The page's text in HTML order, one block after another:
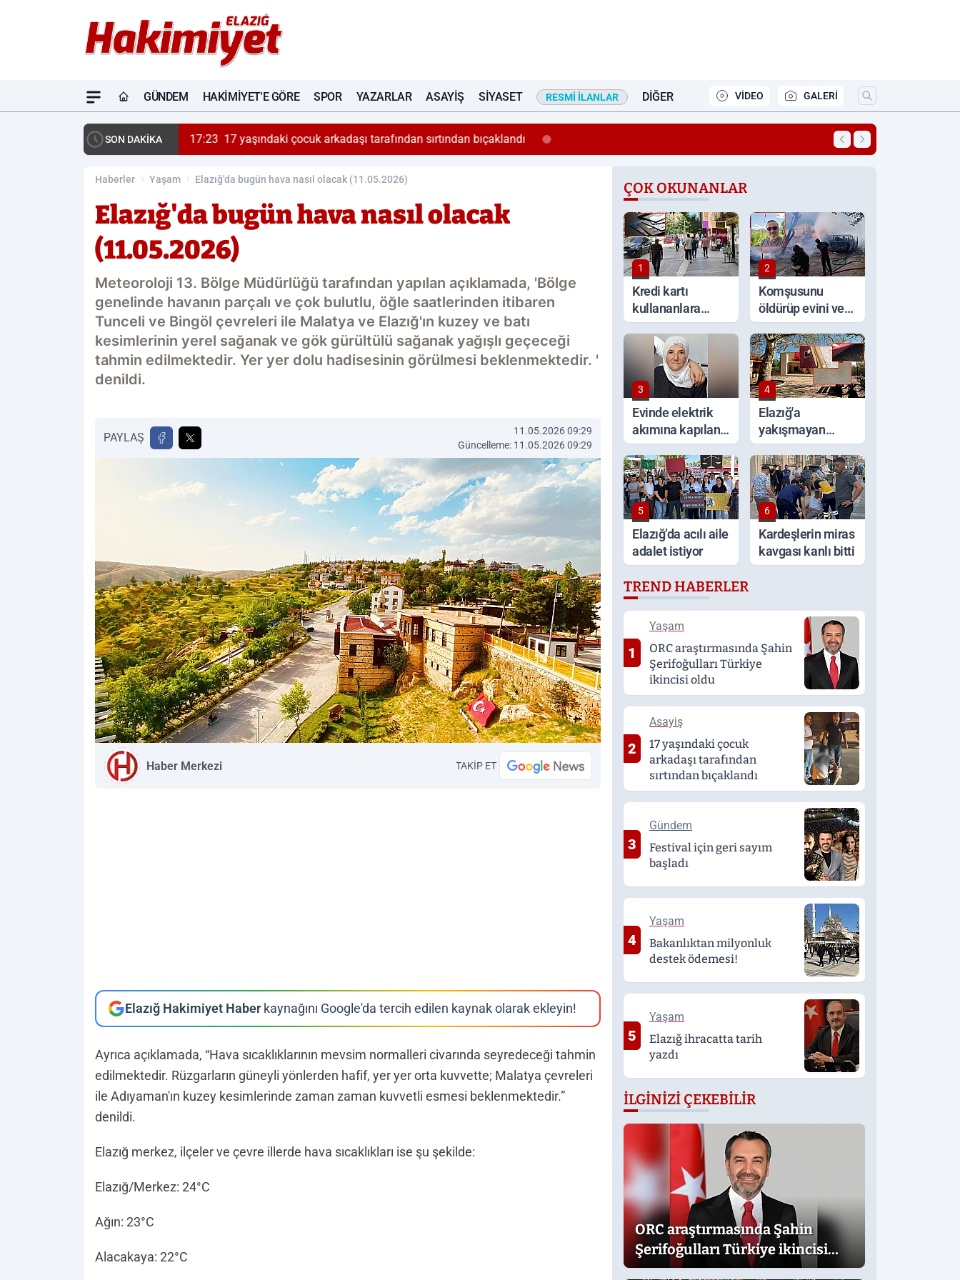
GÜNDEM HAKIMIYET'E GÖRE SPOR YAZARLAR ASAYIŞ SIYASET RESMI İLANLAR DIĞER VİDEO GALERİ
SON DAKİKA 17:23 17 yaşındaki çocuk arkadaşı tarafından sırtından bıçaklandı 17:06 Festival için geri
Haberler Yaşam Elazığ'da bugün hava nasıl olacak (11.05.2026)
Elazığ'da bugün hava nasıl olacak
(11.05.2026)
Meteoroloji 13. Bölge Müdürlüğü tarafından yapılan açıklamada, 'Bölge
genelinde havanın parçalı ve çok bulutlu, öğle saatlerinden itibaren
Tunceli ve Bingöl çevreleri ile Malatya ve Elazığ'ın kuzey ve batı
kesimlerinin yerel sağanak ve gök gürültülü sağanak yağışlı geçeceği
tahmin edilmektedir. Yer yer dolu hadisesinin görülmesi beklenmektedir. '
denildi.
PAYLAŞ
11.05.2026 09:29
Güncelleme: 11.05.2026 09:29
Haber Merkezi TAKİP ET
Elazığ Hakimiyet Haberkaynağını Google'da tercih edilen kaynak olarak ekleyin!
Ayrıca açıklamada, “Hava sıcaklıklarının mevsim normalleri civarında seyredeceği tahmin
edilmektedir. Rüzgarların güneyli yönlerden hafif, yer yer orta kuvvette; Malatya çevreleri
ile Adıyaman'ın kuzey kesimlerinde zaman zaman kuvvetli esmesi beklenmektedir.”
denildi.
Elazığ merkez, ilçeler ve çevre illerde hava sıcaklıkları ise şu şekilde:
Elazığ/Merkez: 24°C
Ağın: 23°C
Alacakaya: 22°C
ÇOK OKUNANLAR
1
Kredi kartı
kullananlara
kritik uyarı!
2
Komşusunu
öldürüp evini ve
aracını ateşe
verdi
3
Evinde elektrik
akımına kapılan
yaşlı kadın
hayatını kaybetti
4
Elazığ'a
yakışmayan
görüntüler
5
Elazığ’da acılı aile
adalet istiyor
6
Kardeşlerin miras
kavgası kanlı bitti
TREND HABERLER
1
Yaşam
ORC araştırmasında Şahin
Şerifoğulları Türkiye
ikincisi oldu
2
Asayiş
17 yaşındaki çocuk
arkadaşı tarafından
sırtından bıçaklandı
3
Gündem
Festival için geri sayım
başladı
4
Yaşam
Bakanlıktan milyonluk
destek ödemesi!
5
Yaşam
Elazığ ihracatta tarih
yazdı
İLGINIZI ÇEKEBILIR
ORC araştırmasında Şahin
Şerifoğulları Türkiye ikincisi
oldu